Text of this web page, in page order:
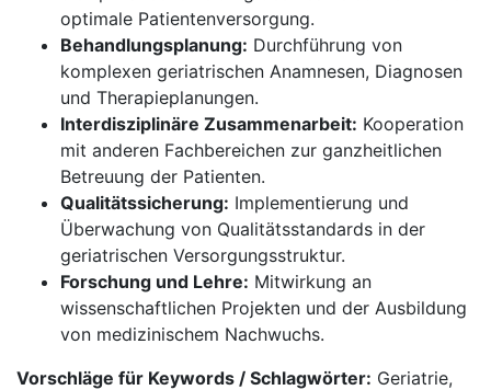
optimale Patientenversorgung.
Behandlungsplanung: Durchführung von
komplexen geriatrischen Anamnesen, Diagnosen
und Therapieplanungen.
Interdisziplinäre Zusammenarbeit: Kooperation
mit anderen Fachbereichen zur ganzheitlichen
Betreuung der Patienten.
Qualitätssicherung: Implementierung und
Überwachung von Qualitätsstandards in der
geriatrischen Versorgungsstruktur.
Forschung und Lehre: Mitwirkung an
wissenschaftlichen Projekten und der Ausbildung
von medizinischem Nachwuchs.
Vorschläge für Keywords / Schlagwörter: Geriatrie,